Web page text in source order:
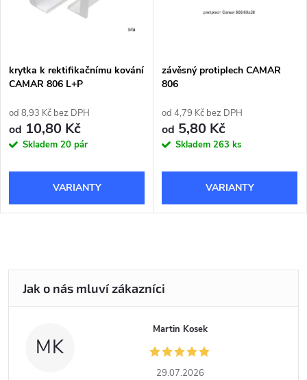
krytka k rektifikačnímu kování
CAMAR 806 L+P
od 8,93 Kč bez DPH
od 10,80 Kč
Skladem 20 pár
závěsný protiplech CAMAR
806
od 4,79 Kč bez DPH
od 5,80 Kč
Skladem 263 ks
MK
Martin Kosek
29.07.2026